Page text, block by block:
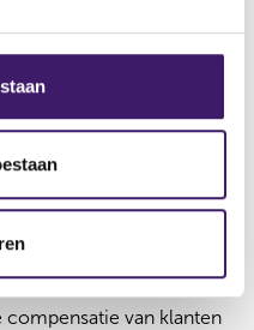
klanten toch volledig of
neemt de onzekerheid
in het belang van de
van klanten